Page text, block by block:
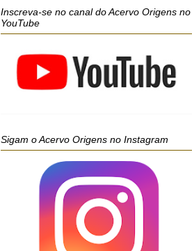
Inscreva-se no canal do Acervo Origens no
YouTube
Sigam o Acervo Origens no Instagram